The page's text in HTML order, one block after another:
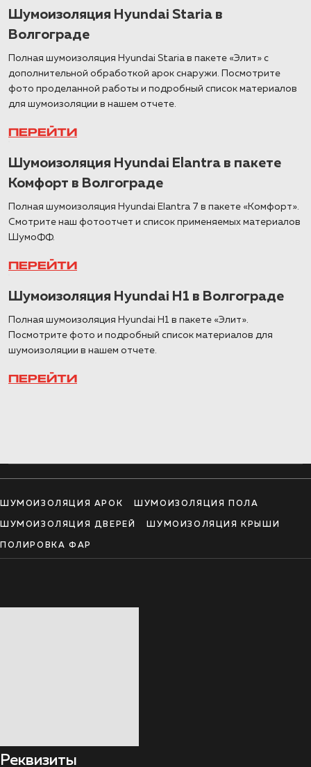
Шумоизоляция Hyundai Staria в
Волгограде
Полная шумоизоляция Hyundai Staria в пакете «Элит» с
дополнительной обработкой арок снаружи. Посмотрите
фото проделанной работы и подробный список материалов
для шумоизоляции в нашем отчете.
ПЕРЕЙТИ
Шумоизоляция Hyundai Elantra в пакете
Комфорт в Волгограде
Полная шумоизоляция Hyundai Elantra 7 в пакете «Комфорт».
Смотрите наш фотоотчет и список применяемых материалов
ШумоФФ.
ПЕРЕЙТИ
Шумоизоляция Hyundai H1 в Волгограде
Полная шумоизоляция Hyundai H1 в пакете «Элит».
Посмотрите фото и подробный список материалов для
шумоизоляции в нашем отчете.
ПЕРЕЙТИ
ШУМОИЗОЛЯЦИЯ АРОК ШУМОИЗОЛЯЦИЯ ПОЛА
ШУМОИЗОЛЯЦИЯ ДВЕРЕЙ ШУМОИЗОЛЯЦИЯ КРЫШИ
ПОЛИРОВКА ФАР
Реквизиты